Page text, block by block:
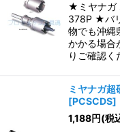
★ミヤナガ
378P ★バ
物でも沖縄
かかる場合
りご確認
ミヤナガ
[PCSCDS]
1,188円(税